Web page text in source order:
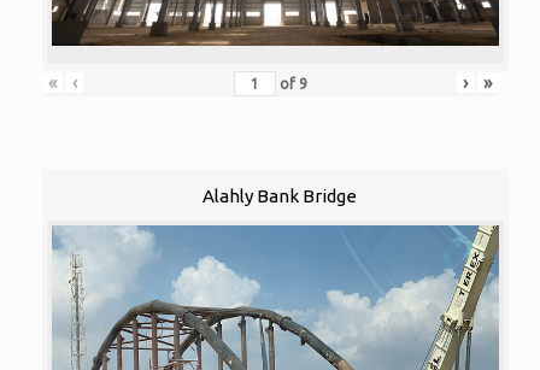
« ‹ of 9 › »
Alahly Bank Bridge